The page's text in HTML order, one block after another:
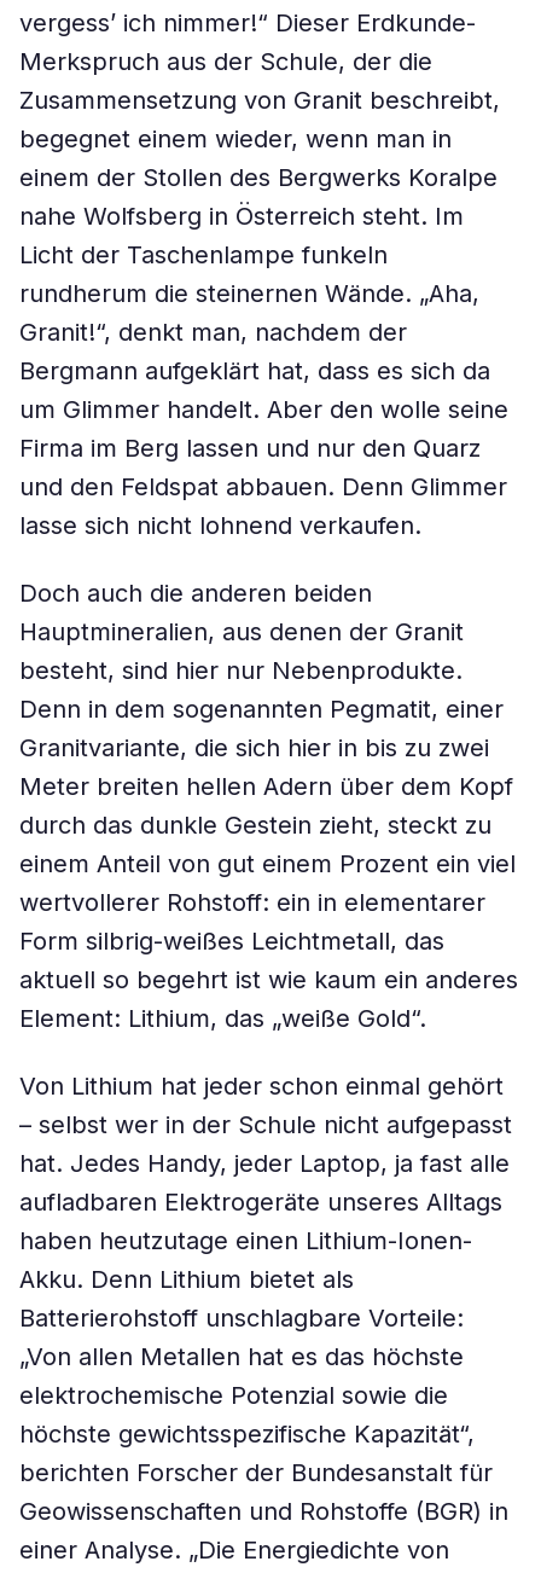
vergessʼ ich nimmer!“ Dieser Erdkunde-
Merkspruch aus der Schule, der die
Zusammensetzung von Granit beschreibt,
begegnet einem wieder, wenn man in
einem der Stollen des Bergwerks Koralpe
nahe Wolfsberg in Österreich steht. Im
Licht der Taschenlampe funkeln
rundherum die steinernen Wände. „Aha,
Granit!“, denkt man, nachdem der
Bergmann aufgeklärt hat, dass es sich da
um Glimmer handelt. Aber den wolle seine
Firma im Berg lassen und nur den Quarz
und den Feldspat abbauen. Denn Glimmer
lasse sich nicht lohnend verkaufen.
Doch auch die anderen beiden
Hauptmineralien, aus denen der Granit
besteht, sind hier nur Nebenprodukte.
Denn in dem sogenannten Pegmatit, einer
Granitvariante, die sich hier in bis zu zwei
Meter breiten hellen Adern über dem Kopf
durch das dunkle Gestein zieht, steckt zu
einem Anteil von gut einem Prozent ein viel
wertvollerer Rohstoff: ein in elementarer
Form silbrig-weißes Leichtmetall, das
aktuell so begehrt ist wie kaum ein anderes
Element: Lithium, das „weiße Gold“.
Von Lithium hat jeder schon einmal gehört
– selbst wer in der Schule nicht aufgepasst
hat. Jedes Handy, jeder Laptop, ja fast alle
aufladbaren Elektrogeräte unseres Alltags
haben heutzutage einen Lithium-Ionen-
Akku. Denn Lithium bietet als
Batterierohstoff unschlagbare Vorteile:
„Von allen Metallen hat es das höchste
elektrochemische Potenzial sowie die
höchste gewichtsspezifische Kapazität“,
berichten Forscher der Bundesanstalt für
Geowissenschaften und Rohstoffe (BGR) in
einer Analyse. „Die Energiedichte von